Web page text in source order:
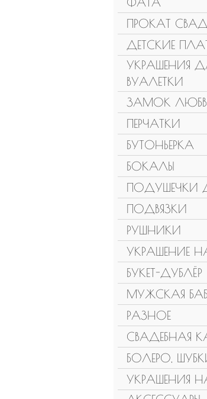
ПРОКАТ
ДЕТСКИЕ
УКРАШЕНИЯ
ВУАЛЕТКИ
ЗАМОК
ПЕРЧАТКИ
БУТОНЬЕРКА
БОКАЛЫ
ПОДУШЕЧКИ
ПОДВЯЗКИ
РУШНИКИ
УКРАШЕНИЕ
БУКЕТ-ДУБЛЁР
МУЖСКАЯ
РАЗНОЕ
СВАДЕБНАЯ
БОЛЕРО,
УКРАШЕНИЯ